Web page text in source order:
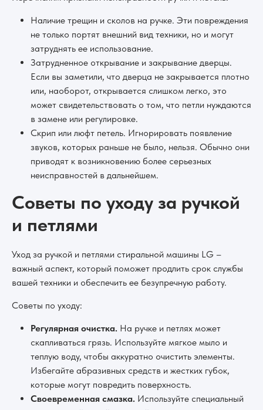
Наличие трещин и сколов на ручке. Эти повреждения
не только портят внешний вид техники, но и могут
затруднять ее использование.
Затрудненное открывание и закрывание дверцы.
Если вы заметили, что дверца не закрывается плотно
или, наоборот, открывается слишком легко, это
может свидетельствовать о том, что петли нуждаются
в замене или регулировке.
Скрип или люфт петель. Игнорировать появление
звуков, которых раньше не было, нельзя. Обычно они
приводят к возникновению более серьезных
неисправностей в дальнейшем.
Советы по уходу за ручкой
и петлями
Уход за ручкой и петлями стиральной машины LG –
важный аспект, который поможет продлить срок службы
вашей техники и обеспечить ее безупречную работу.
Советы по уходу:
Регулярная очистка. На ручке и петлях может
скапливаться грязь. Используйте мягкое мыло и
теплую воду, чтобы аккуратно очистить элементы.
Избегайте абразивных средств и жестких губок,
которые могут повредить поверхность.
Своевременная смазка. Используйте специальный